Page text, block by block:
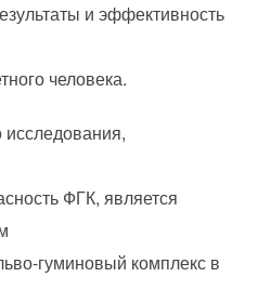
и эффективность
человека.
ФГК, является
гуминовый комплекс в